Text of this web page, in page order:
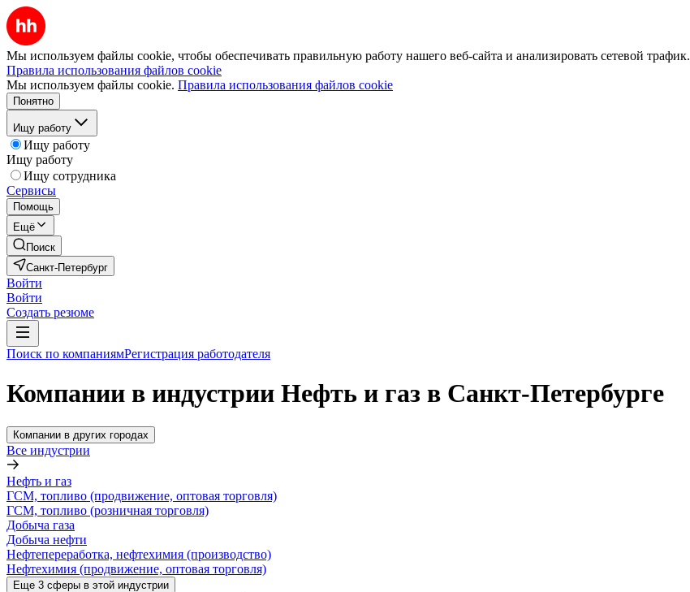
Мы используем файлы cookie, чтобы обеспечивать правильную работу нашего веб-сайта и анализировать сетевой трафик.
Правила использования файлов cookie
Мы используем файлы cookie. Правила использования файлов cookie
Понятно
Ищу работу
Ищу работу
Ищу работу
Ищу сотрудника
Сервисы
Помощь
Ещё
Поиск
Санкт-Петербург
Войти
Войти
Создать резюме
Поиск по компаниямРегистрация работодателя
Компании в индустрии Нефть и газ в Санкт-Петербурге
Компании в других городах
Все индустрии
Нефть и газ
ГСМ, топливо (продвижение, оптовая торговля)
ГСМ, топливо (розничная торговля)
Добыча газа
Добыча нефти
Нефтепереработка, нефтехимия (производство)
Нефтехимия (продвижение, оптовая торговля)
Еще 3 сферы в этой индустрии